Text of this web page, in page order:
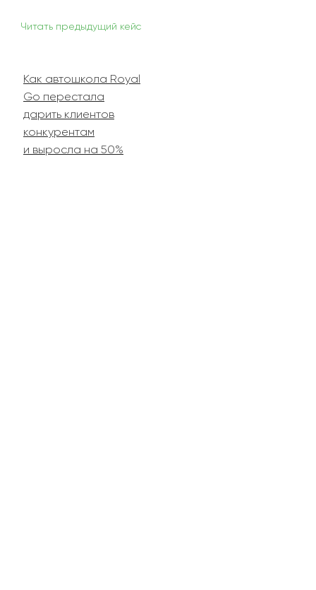
Читать предыдущий кейс
Как автошкола Royal
Go перестала
дарить клиентов
конкурентам
и выросла на 50%